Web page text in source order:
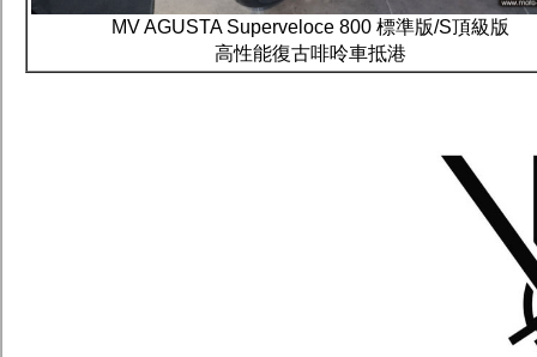
MV AGUSTA Superveloce 800 標準版/S頂級版
高性能復古啡呤車抵港